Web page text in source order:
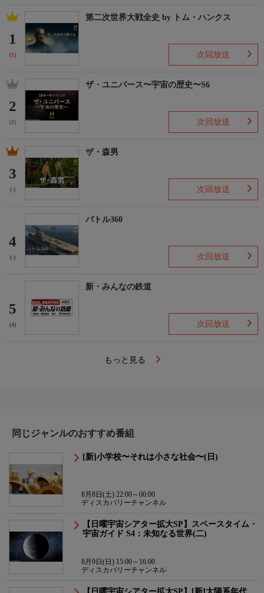
1
(1)
第二次世界大戦全史 by トム・ハンクス
次回放送
2
(2)
ザ・ユニバース〜宇宙の歴史〜S6
次回放送
3
(-)
ザ・森男
次回放送
4
(-)
バトル360
次回放送
5
(4)
新・みんなの鉄道
次回放送
もっと見る
同じジャンルのおすすめ番組
[新]小学校〜それは小さな社会〜(日)
8月8日(土) 22:00～00:00
ディスカバリーチャンネル
【日曜宇宙シアター拡大SP】スペースタイム・
宇宙ガイド S4：未知なる世界(二)
8月9日(日) 15:00～16:00
ディスカバリーチャンネル